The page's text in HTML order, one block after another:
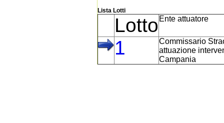
Lista Lotti
Lotto Ente attuatore
1
Commissario
attuazione
Campania